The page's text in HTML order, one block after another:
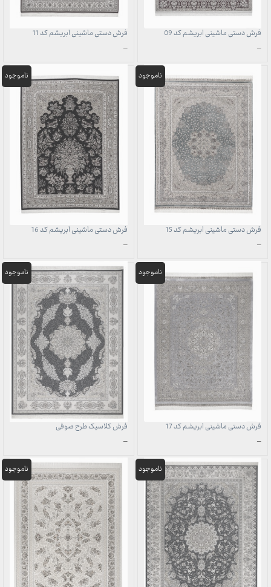
فرش دستی ماشینی ابریشم کد 09
–محدوده
1,707,000 تومان
49,700,000 تومان
فرش دستی ماشینی ابریشم کد 11
–محدوده
1,707,000 تومان
49,700,000 تومان
فرش دستی ماشینی ابریشم کد 15
–محدوده
1,707,000 تومان
49,700,000 تومان
فرش دستی ماشینی ابریشم کد 16
–محدوده
1,707,000 تومان
تا
49,700,000 تومان
فرش دستی ماشینی ابریشم کد 17
–محدوده
1,707,000 تومان
تا
49,700,000 تومان
فرش کلاسیک طرح صوفی
–محدوده
549,000 تومان
تا
15,970,000 تومان